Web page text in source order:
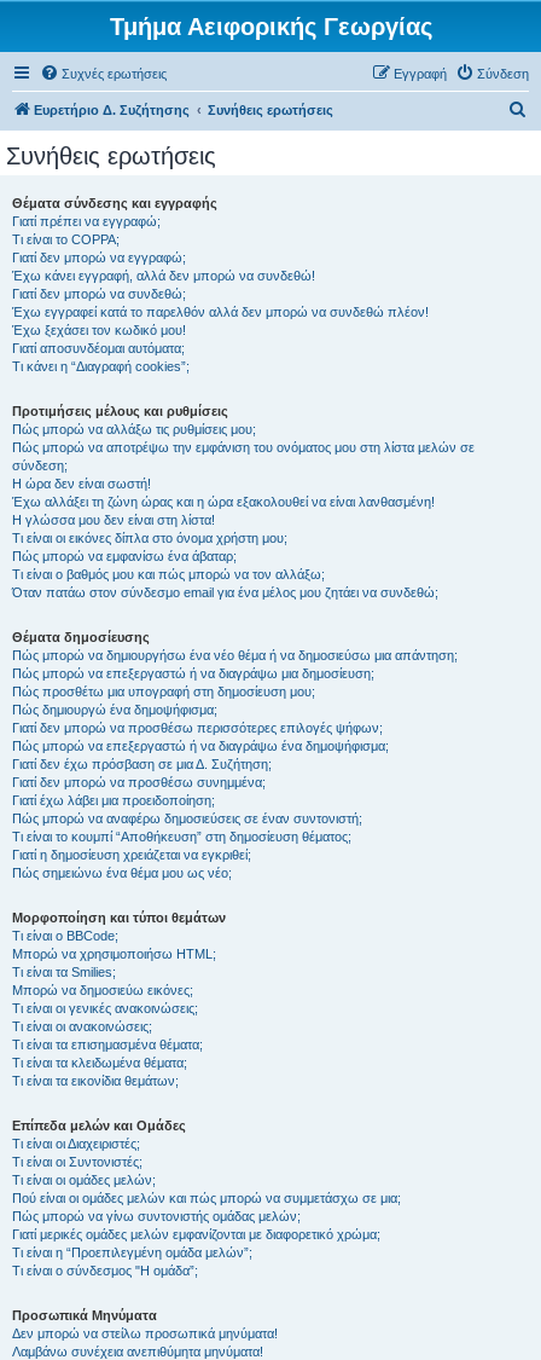
Τμήμα Αειφορικής Γεωργίας
Συχνές ερωτήσεις Σύνδεση
Εγγραφή
Ευρετήριο Δ. Συζήτησης Συνήθεις ερωτήσεις
Συνήθεις ερωτήσεις
Θέματα σύνδεσης και εγγραφής
Γιατί πρέπει να εγγραφώ;
Τι είναι το COPPA;
Γιατί δεν μπορώ να εγγραφώ;
Έχω κάνει εγγραφή, αλλά δεν μπορώ να συνδεθώ!
Γιατί δεν μπορώ να συνδεθώ;
Έχω εγγραφεί κατά το παρελθόν αλλά δεν μπορώ να συνδεθώ πλέον!
Έχω ξεχάσει τον κωδικό μου!
Γιατί αποσυνδέομαι αυτόματα;
Τι κάνει η “Διαγραφή cookies”;
Προτιμήσεις μέλους και ρυθμίσεις
Πώς μπορώ να αλλάξω τις ρυθμίσεις μου;
Πώς μπορώ να αποτρέψω την εμφάνιση του ονόματος μου στη λίστα μελών σε
σύνδεση;
Η ώρα δεν είναι σωστή!
Έχω αλλάξει τη ζώνη ώρας και η ώρα εξακολουθεί να είναι λανθασμένη!
Η γλώσσα μου δεν είναι στη λίστα!
Τι είναι οι εικόνες δίπλα στο όνομα χρήστη μου;
Πώς μπορώ να εμφανίσω ένα άβαταρ;
Τι είναι ο βαθμός μου και πώς μπορώ να τον αλλάξω;
Όταν πατάω στον σύνδεσμο email για ένα μέλος μου ζητάει να συνδεθώ;
Θέματα δημοσίευσης
Πώς μπορώ να δημιουργήσω ένα νέο θέμα ή να δημοσιεύσω μια απάντηση;
Πώς μπορώ να επεξεργαστώ ή να διαγράψω μια δημοσίευση;
Πώς προσθέτω μια υπογραφή στη δημοσίευση μου;
Πώς δημιουργώ ένα δημοψήφισμα;
Γιατί δεν μπορώ να προσθέσω περισσότερες επιλογές ψήφων;
Πώς μπορώ να επεξεργαστώ ή να διαγράψω ένα δημοψήφισμα;
Γιατί δεν έχω πρόσβαση σε μια Δ. Συζήτηση;
Γιατί δεν μπορώ να προσθέσω συνημμένα;
Γιατί έχω λάβει μια προειδοποίηση;
Πώς μπορώ να αναφέρω δημοσιεύσεις σε έναν συντονιστή;
Τι είναι το κουμπί “Αποθήκευση” στη δημοσίευση θέματος;
Γιατί η δημοσίευση χρειάζεται να εγκριθεί;
Πώς σημειώνω ένα θέμα μου ως νέο;
Μορφοποίηση και τύποι θεμάτων
Τι είναι ο BBCode;
Μπορώ να χρησιμοποιήσω HTML;
Τι είναι τα Smilies;
Μπορώ να δημοσιεύω εικόνες;
Τι είναι οι γενικές ανακοινώσεις;
Τι είναι οι ανακοινώσεις;
Τι είναι τα επισημασμένα θέματα;
Τι είναι τα κλειδωμένα θέματα;
Τι είναι τα εικονίδια θεμάτων;
Επίπεδα μελών και Ομάδες
Τι είναι οι Διαχειριστές;
Τι είναι οι Συντονιστές;
Τι είναι οι ομάδες μελών;
Πού είναι οι ομάδες μελών και πώς μπορώ να συμμετάσχω σε μια;
Πώς μπορώ να γίνω συντονιστής ομάδας μελών;
Γιατί μερικές ομάδες μελών εμφανίζονται με διαφορετικό χρώμα;
Τι είναι η “Προεπιλεγμένη ομάδα μελών”;
Τι είναι ο σύνδεσμος "Η ομάδα”;
Προσωπικά Μηνύματα
Δεν μπορώ να στείλω προσωπικά μηνύματα!
Λαμβάνω συνέχεια ανεπιθύμητα μηνύματα!